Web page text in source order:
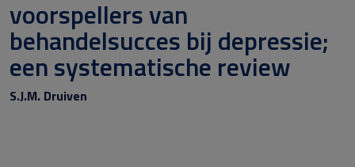
voorspellers van
behandelsucces bij depressie;
een systematische review
S.J.M. Druiven